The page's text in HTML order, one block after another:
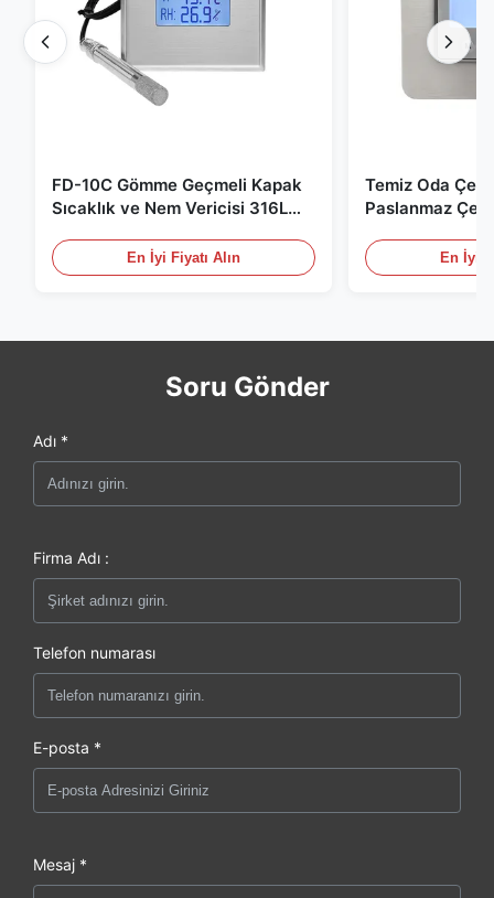
FD-10C Gömme Geçmeli Kapak
Sıcaklık ve Nem Vericisi 316L
En İyi Fiyatı Alın
Temiz Oda
Paslanmaz
için
En İyi
Soru Gönder
Adı *
Firma Adı :
Telefon numarası
E-posta *
Mesaj *